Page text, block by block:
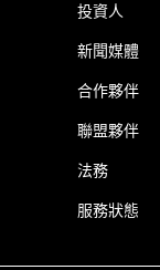
投資人
新聞媒體
合作夥伴
聯盟夥伴
法務
服務狀態